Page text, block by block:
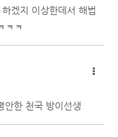
겠지 이상한데서 해법
ㅋㅋ
안한 천국 방이선생